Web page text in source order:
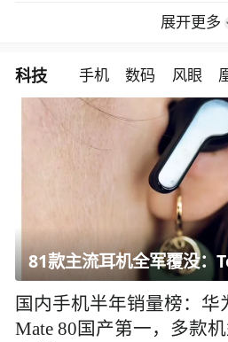
展开更多
科技 手机 数码 风眼
国内手机半年销量榜：华
Mate 80国产第一，多款